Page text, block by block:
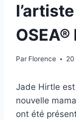
Par Florence 20
Jade Hirtle
nouvelle
ont été